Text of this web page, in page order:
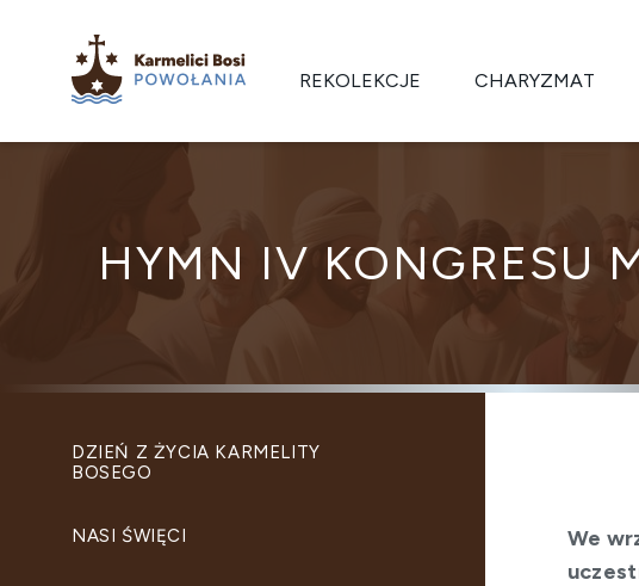
REKOLEKCJE CHARYZMAT
HYMN IV KONGRESU
DZIEŃ Z ŻYCIA KARMELITY
BOSEGO
NASI ŚWIĘCI
We